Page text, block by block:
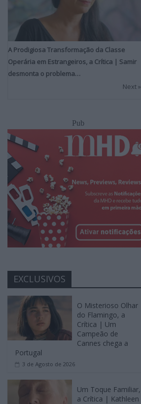
A Prodigiosa Transformação da Classe
Operária em Estrangeiros, a Crítica | Samir
desmonta o problema…
Next »
Pub
EXCLUSIVOS
O Misterioso Olhar
do Flamingo, a
Crítica | Um
Campeão de
Cannes chega a
Portugal
3 de Agosto de 2026
Um Toque Familiar,
a Crítica | Kathleen